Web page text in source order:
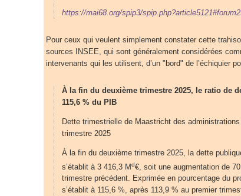
https://mai68.org/spip3/
Pour ceux qui veulent simplement constater cette
sources INSEE, qui sont généralement considérées
intervenants qui les utilisent, d’un "bord" de l’échiquier
À la fin du deuxième trimestre 2025, le ratio de
115,6 % du PIB
Dette trimestrielle de Maastricht des
trimestre 2025
À la fin du deuxième trimestre 2025, la dette
s’établit à 3 416,3 Md€, soit une augmentation de
trimestre précédent. Exprimée en pourcentage du
s’établit à 115,6 %, après 113,9 % au premier